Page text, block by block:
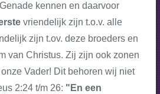
kennen en daarvoor
vriendelijk zijn t.o.v. alle
zijn t.ov. deze broeders en
van Christus. Zij zijn ook zonen
Vader! Dit behoren wij niet
2:24 t/m 26: "En een